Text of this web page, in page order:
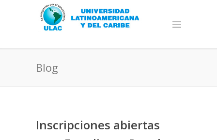
Blog
Inscripciones abiertas